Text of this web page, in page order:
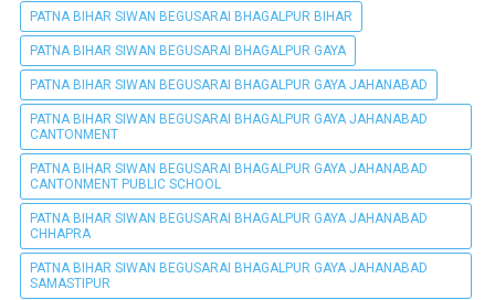
PATNA BIHAR SIWAN BEGUSARAI BHAGALPUR BIHAR
PATNA BIHAR SIWAN BEGUSARAI BHAGALPUR GAYA
PATNA BIHAR SIWAN BEGUSARAI BHAGALPUR GAYA JAHANABAD
PATNA BIHAR SIWAN BEGUSARAI BHAGALPUR GAYA JAHANABAD
CANTONMENT
PATNA BIHAR SIWAN BEGUSARAI BHAGALPUR GAYA JAHANABAD
CANTONMENT PUBLIC SCHOOL
PATNA BIHAR SIWAN BEGUSARAI BHAGALPUR GAYA JAHANABAD
CHHAPRA
PATNA BIHAR SIWAN BEGUSARAI BHAGALPUR GAYA JAHANABAD
SAMASTIPUR